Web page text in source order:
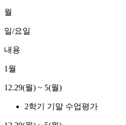
월
일/요일
내용
1월
12.29(월) ~ 5(월)
2학기 기말 수업평가